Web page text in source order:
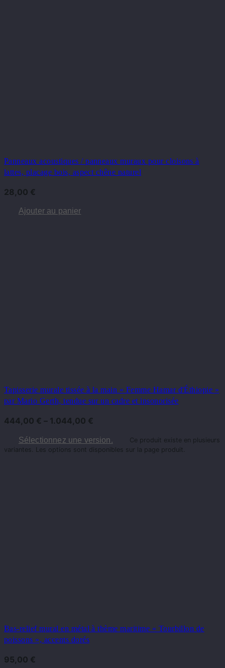
Panneaux acoustiques / panneaux muraux pour cloisons à
lattes, placage bois, aspect chêne naturel
28,00 €
Ajouter au panier
Tapisserie murale tissée à la main « Femme Hamar d'Éthiopie »
par Mario Gerth, tendue sur un cadre et insonorisée
444,00 € – 1.044,00 €
Sélectionnez une version.
Ce produit existe en plusieurs
variantes. Les options sont disponibles sur la page produit.
Bas-relief mural en métal à thème maritime « Tourbillon de
poissons », accents dorés
95,00 €